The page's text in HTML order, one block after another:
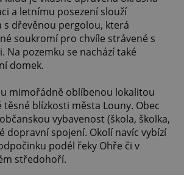
a letnímu posezení slouží
dřevěnou pergolou, která
soukromí pro chvíle strávené s
Na pozemku se nachází také
domek.
mimořádně oblíbenou lokalitou
těsné blízkosti města Louny. Obec
vybavenost (škola, školka,
dopravní spojení. Okolí navíc vybízí
podél řeky Ohře či v
středohoří.